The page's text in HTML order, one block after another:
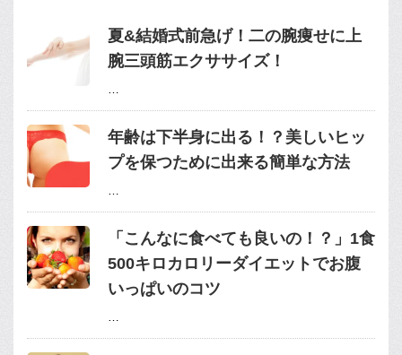
夏&結婚式前急げ！二の腕痩せに上
腕三頭筋エクササイズ！
…
年齢は下半身に出る！？美しいヒッ
プを保つために出来る簡単な方法
…
「こんなに食べても良いの！？」1食
500キロカロリーダイエットでお腹
いっぱいのコツ
…